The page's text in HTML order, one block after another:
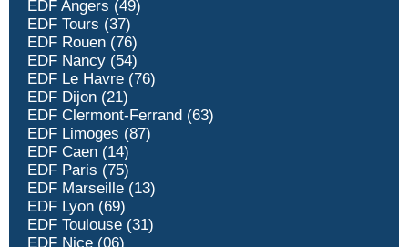
EDF Angers (49)
EDF Tours (37)
EDF Rouen (76)
EDF Nancy (54)
EDF Le Havre (76)
EDF Dijon (21)
EDF Clermont-Ferrand (63)
EDF Limoges (87)
EDF Caen (14)
EDF Paris (75)
EDF Marseille (13)
EDF Lyon (69)
EDF Toulouse (31)
EDF Nice (06)